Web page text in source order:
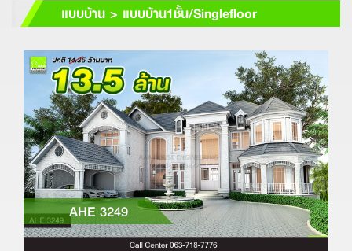
แบบบ้าน > แบบบ้าน1ชั้น/Singlefloor
AHE 3249